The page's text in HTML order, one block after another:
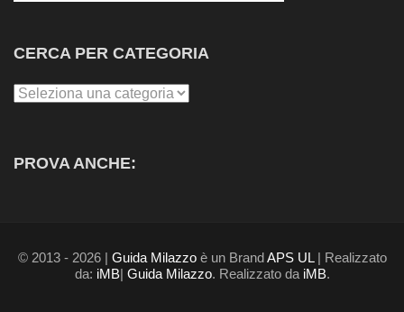
CERCA PER CATEGORIA
Cerca
PROVA ANCHE:
© 2013 - 2026 | Guida Milazzo è un BrandAPS UL| Realizzato
da: iMB| Guida Milazzo. Realizzato da iMB.